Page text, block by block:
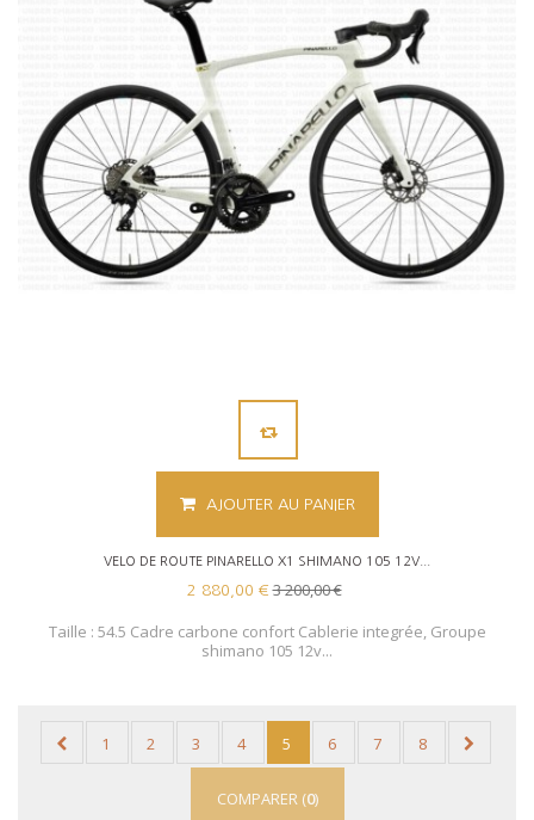
AJOUTER AU PANIER
VELO DE ROUTE PINARELLO X1 SHIMANO 105 12V...
2 880,00 € 3 200,00 €
Taille : 54.5 Cadre carbone confort Cablerie integrée, Groupe
shimano 105 12v...
1 2 3 4 5 6 7 8
COMPARER (0)